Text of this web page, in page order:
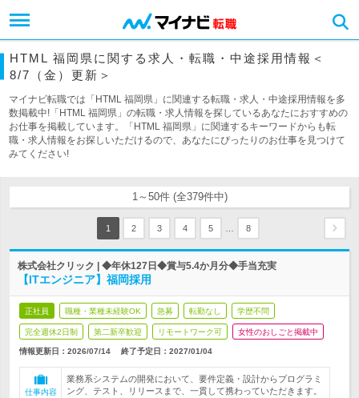
HTML 福岡県に関する求人・転職・中途採用情報＜
8/7（金）更新＞
マイナビ転職では「HTML 福岡県」に関連する転職・求人・中途採用情報を多
数掲載中!「HTML 福岡県」の転職・求人情報を探しているあなたにおすすめの
お仕事を掲載しています。「HTML 福岡県」に関連するキーワードからも転
職・求人情報をお探しいただけるので、あなたにぴったりのお仕事を見つけて
みてください!
1～50件 (全379件中)
1 2 3 4 5 8
株式会社クリック | ◆年休127日◆賞与5.4か月分◆手当充実
【ITエンジニア】福岡採用
正社員 職種・業種未経験OK 急募 転勤なし 学歴不問
完全週休2日制 第二新卒歓迎 リモートワーク可 女性のおしごと掲載中
情報更新日：2026/07/14 終了予定日： 2027/01/04
仕事内容
業務系システムの開発において、要件定義・設計からプログラミ
ング、テスト、リリースまで、一貫して携わっていただきます。